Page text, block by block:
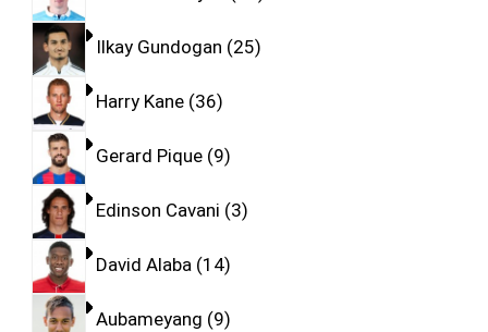
Ilkay Gundogan 25
Harry Kane 36
Gerard Pique 9
Edinson Cavani 3
David Alaba 14
Aubameyang 9